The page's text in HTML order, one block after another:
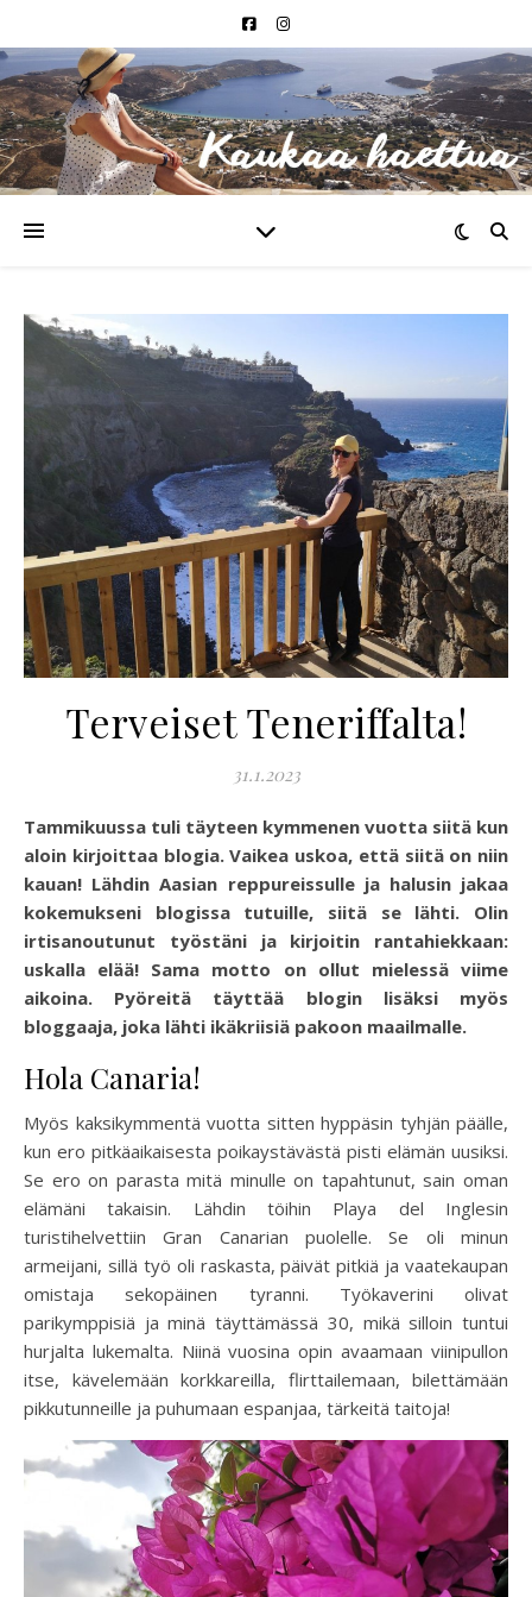
Terveiset Teneriffalta!
31.1.2023
Tammikuussa tuli täyteen kymmenen vuotta siitä kun
aloin kirjoittaa blogia. Vaikea uskoa, että siitä on niin
kauan! Lähdin Aasian reppureissulle ja halusin jakaa
kokemukseni blogissa tutuille, siitä se lähti. Olin
irtisanoutunut työstäni ja kirjoitin rantahiekkaan:
uskalla elää! Sama motto on ollut mielessä viime
aikoina. Pyöreitä täyttää blogin lisäksi myös
bloggaaja, joka lähti ikäkriisiä pakoon maailmalle.
Hola Canaria!
Myös kaksikymmentä vuotta sitten hyppäsin tyhjän päälle,
kun ero pitkäaikaisesta poikaystävästä pisti elämän uusiksi.
Se ero on parasta mitä minulle on tapahtunut, sain oman
elämäni takaisin. Lähdin töihin Playa del Inglesin
turistihelvettiin Gran Canarian puolelle. Se oli minun
armeijani, sillä työ oli raskasta, päivät pitkiä ja vaatekaupan
omistaja sekopäinen tyranni. Työkaverini olivat
parikymppisiä ja minä täyttämässä 30, mikä silloin tuntui
hurjalta lukemalta. Niinä vuosina opin avaamaan viinipullon
itse, kävelemään korkkareilla, flirttailemaan, bilettämään
pikkutunneille ja puhumaan espanjaa, tärkeitä taitoja!